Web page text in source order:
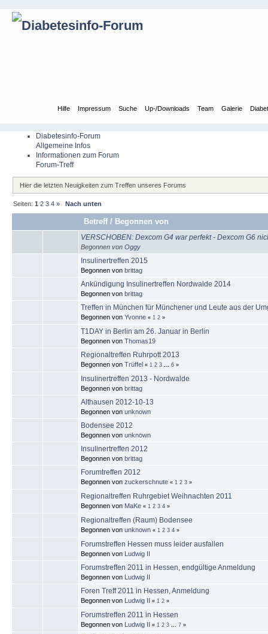
Hilfe Impressum Suche Up-/Downloads Team Galerie
Diabetesinfo-Forum
Allgemeine Infos
Informationen zum Forum
Forum-Treff
Hier die letzten Neuigkeiten zum Treffen unseres Forums
Seiten:1 2 3 4 » Nach unten
Betreff/ Begonnen von
VERSCHOBEN: Dexcom G4 war perfekt - Dexcom G6
Begonnen von Oggy
Insulinertreffen 2015
Begonnen von brittag
Ankündigung Insulinertreffen Nordwalde 2014
Begonnen von brittag
Treffen in München für Münchener und Leute aus der
Begonnen von Yvonne « 1 2 »
T1DAY in Berlin am 26. Januar in Berlin
Begonnen von Thomas19
Regionaltreffen Ruhrpott 2013
Begonnen von Trüffel « 1 2 3 ... 6 »
Insulinertreffen 2013 - Nordwalde
Begonnen von brittag
Althausen 2012-10-13
Begonnen von unknown
Bodensee 2012
Begonnen von unknown
Insulinertreffen 2012
Begonnen von brittag
Forumtreffen 2012
Begonnen von zuckerschnute « 1 2 3 »
Regionaltreffen Ruhrgebiet Weihnachten 2011
Begonnen von MaKe « 1 2 3 4 »
Regionaltreffen (Raum) Bodensee
Begonnen von unknown « 1 2 3 4 »
Forumstreffen Hessen muss leider ausfallen
Begonnen von Ludwig II
Forumstreffen 2011 in Hessen, endgültige Anmeldung
Begonnen von Ludwig II
Foren Treff 2011 in Hessen, Anmeldung
Begonnen von Ludwig II « 1 2 »
Forumstreffen 2011 in Hessen
Begonnen von Ludwig II « 1 2 3 ... 7 »